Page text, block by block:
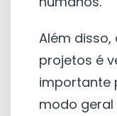
Além
projetos é
importante
modo